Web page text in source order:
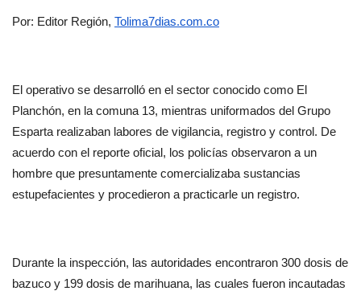
Por: Editor Región, Tolima7dias.com.co
El operativo se desarrolló en el sector conocido como El
Planchón, en la comuna 13, mientras uniformados del Grupo
Esparta realizaban labores de vigilancia, registro y control. De
acuerdo con el reporte oficial, los policías observaron a un
hombre que presuntamente comercializaba sustancias
estupefacientes y procedieron a practicarle un registro.
Durante la inspección, las autoridades encontraron 300 dosis de
bazuco y 199 dosis de marihuana, las cuales fueron incautadas